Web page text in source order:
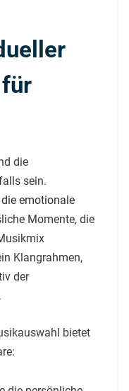
die
sein.
emotionale
Momente, die
Klangrahmen,
der
bietet